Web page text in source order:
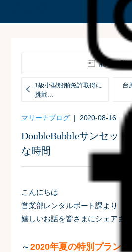
記事一覧
1級小型船舶免許取得に
挑戦...
台
マリーナブログ| 2020-08-16
DoubleBubbleサンセッ
な時間
こんにちは
営業部レンタルボート課より
嬉しいお話を皆さまにシェアさ
～ 2020年夏の特別プラン